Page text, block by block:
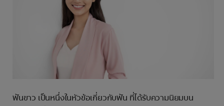
ฟันขาว เป็นหนึ่งในหัวข้อเกี่ยวกับฟัน ที่ได้รับความนิยมบน